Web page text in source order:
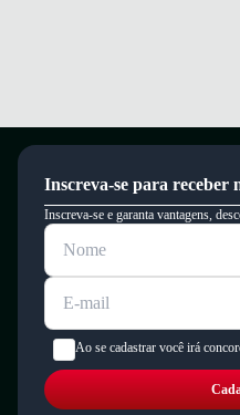
Inscreva-se para receber
Inscreva-se e garanta vantagens,
Ao se cadastrar você irá